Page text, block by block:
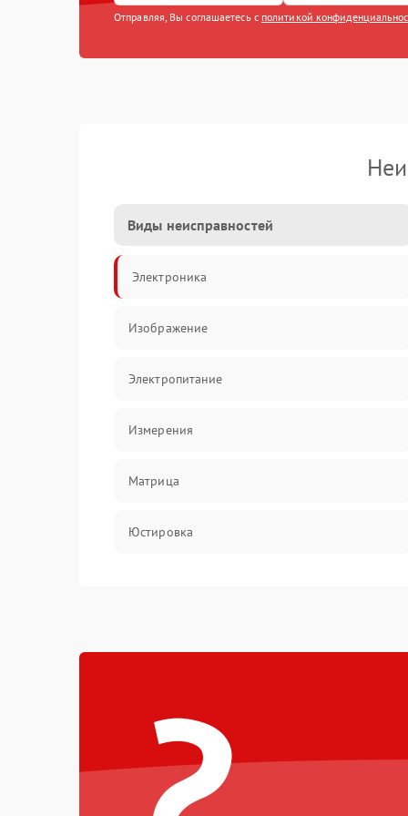
Отправляя, Вы соглашаетесь с политикой
Виды неисправностей
Электроника
Изображение
Электропитание
Измерения
Матрица
Юстировка